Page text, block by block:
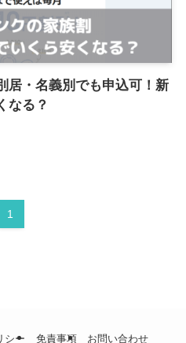
居・名義別でも申込可！新
なる？
1
シー 免責事項 お問い合わせ